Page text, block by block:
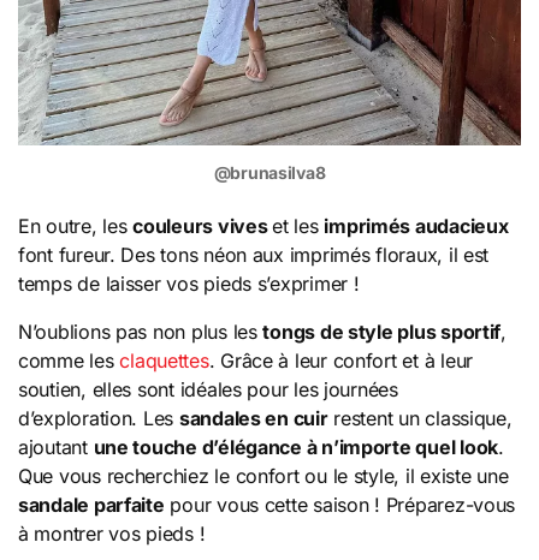
@brunasilva8
En outre, lescouleurs viveset les imprimés audacieux
font fureur. Des tons néon aux imprimés floraux, il est
temps de laisser vos pieds s’exprimer !
N’oublions pas non plus lestongs de style plus sportif,
comme lesclaquettes. Grâce à leur confort et à leur
soutien, elles sont idéales pour les journées
d’exploration. Les sandales en cuirrestent un classique,
ajoutant une touche d’élégance à n’importe quel look.
Que vous recherchiez le confort ou le style, il existe une
sandale parfaite pour vous cette saison ! Préparez-vous
à montrer vos pieds !